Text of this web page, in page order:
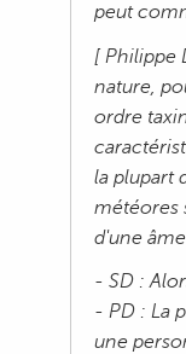
peut
[ Philippe
nature,
ordre
la plupart
météores
d'une
- SD :
- PD : La
une